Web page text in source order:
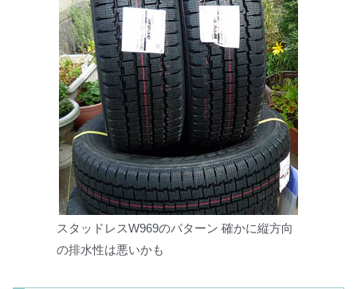
スタッドレスW969のパターン 確かに縦方向
の排水性は悪いかも